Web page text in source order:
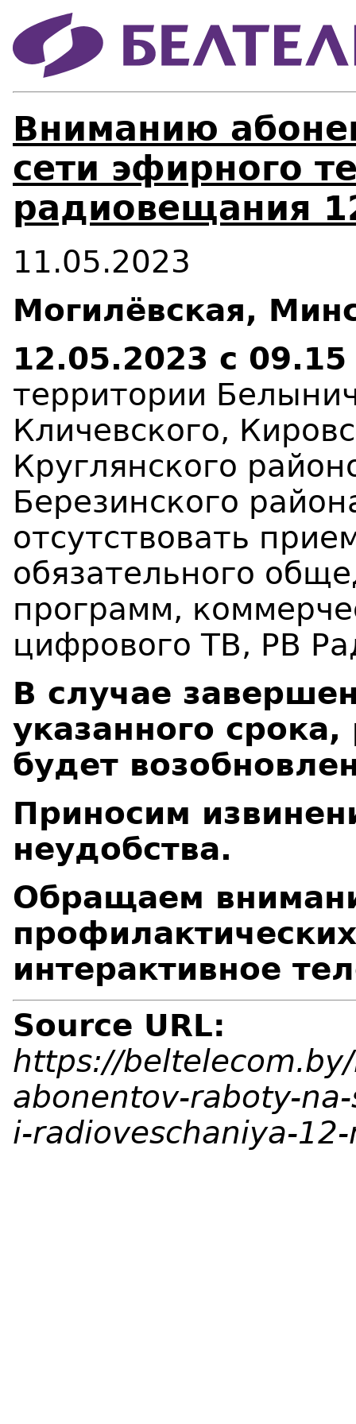
Вниманию
сети эфирного
радиовещания
11.05.2023
Могилёвская,
12.05.2023 с
территории
Кличевского,
Круглянского
Березинского
отсутствовать
обязательного
программ,
цифрового ТВ, РВ
В случае
указанного
будет
Приносим
неудобства.
Обращаем
интерактивное
Source URL:
https://
abonentov-raboty-
i-radioveschaniya-